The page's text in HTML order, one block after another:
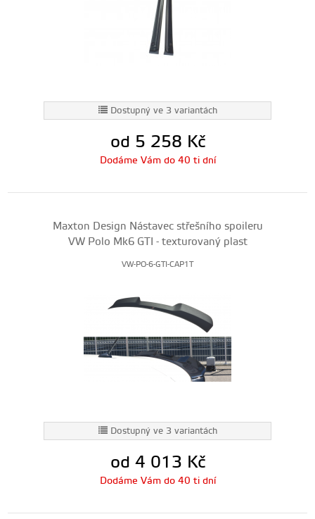
Dostupný ve 3 variantách
od 5 258 Kč
Dodáme Vám do 40 ti dní
Maxton Design Nástavec střešního spoileru
VW Polo Mk6 GTI - texturovaný plast
VW-PO-6-GTI-CAP1T
Dostupný ve 3 variantách
od 4 013 Kč
Dodáme Vám do 40 ti dní